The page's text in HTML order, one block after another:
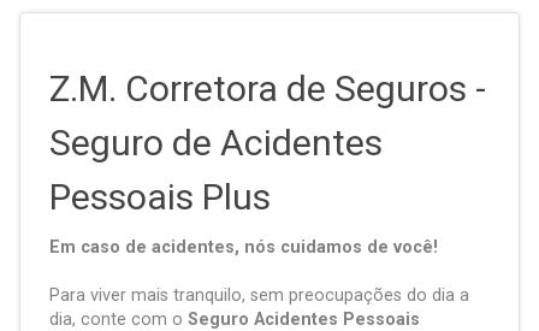
Z.M. Corretora de Seguros -
Seguro de Acidentes
Pessoais Plus
Em caso de acidentes, nós cuidamos de você!
Para viver mais tranquilo, sem preocupações do dia a
dia, conte com o Seguro Acidentes Pessoais